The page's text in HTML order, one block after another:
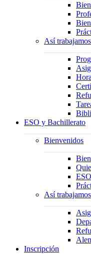
Así trabajamos
ESO y Bachillerato
Bienvenidos
Así trabajamos
Inscripción